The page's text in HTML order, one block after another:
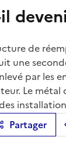
Partager
de
une
par les
Le